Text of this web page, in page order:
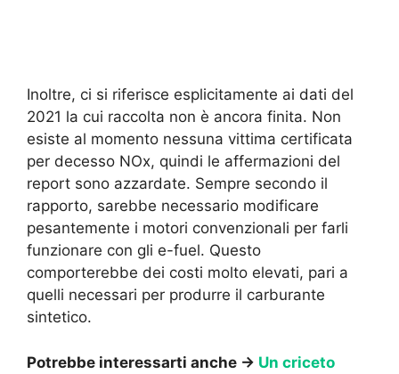
Inoltre, ci si riferisce esplicitamente ai dati del
2021 la cui raccolta non è ancora finita. Non
esiste al momento nessuna vittima certificata
per decesso NOx, quindi le affermazioni del
report sono azzardate. Sempre secondo il
rapporto, sarebbe necessario modificare
pesantemente i motori convenzionali per farli
funzionare con gli e-fuel. Questo
comporterebbe dei costi molto elevati, pari a
quelli necessari per produrre il carburante
sintetico.
Potrebbe interessarti anche → Un criceto